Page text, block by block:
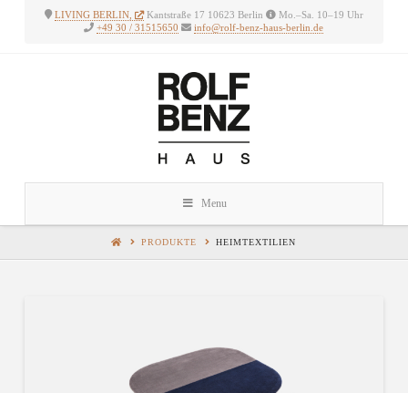
LIVING BERLIN, Kantstraße 17 10623 Berlin
Mo.–Sa. 10–19 Uhr
+49 30 / 31515650
info@rolf-benz-haus-berlin.de
Menu
PRODUKTE HEIMTEXTILIEN